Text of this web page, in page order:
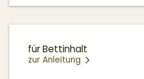
für Bettinhalt
zur Anleitung